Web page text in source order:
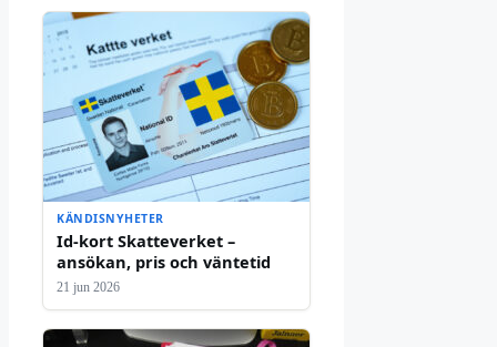
KÄNDISNYHETER
Id-kort Skatteverket –
ansökan, pris och väntetid
21 jun 2026